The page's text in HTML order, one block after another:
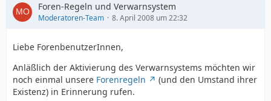
Foren-Regeln und Verwarnsystem
Moderatoren-Team 8. April 2008 um 22:32
Liebe ForenbenutzerInnen,
Anläßlich der Aktivierung des Verwarnsystems möchten wir
noch einmal unsere Forenregeln
(und den Umstand ihrer
Existenz) in Erinnerung rufen.